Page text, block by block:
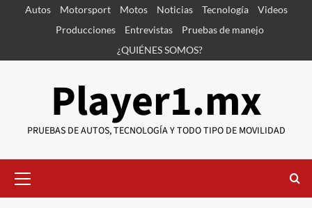
SaltarAutos Motorsport Motos Noticias Tecnología
Videos
Producciones
Entrevistas
Pruebas de manejo
¿QUIÉNES SOMOS?
Player1.mx
PRUEBAS DE AUTOS, TECNOLOGÍA Y TODO TIPO DE MOVILIDAD
primario